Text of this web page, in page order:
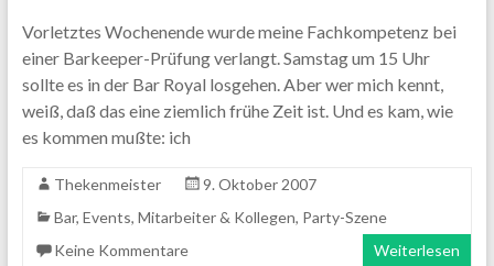
Vorletztes Wochenende wurde meine Fachkompetenz bei
einer Barkeeper-Prüfung verlangt. Samstag um 15 Uhr
sollte es in der Bar Royal losgehen. Aber wer mich kennt,
weiß, daß das eine ziemlich frühe Zeit ist. Und es kam, wie
es kommen mußte: ich
Thekenmeister
9. Oktober 2007
Bar, Events, Mitarbeiter & Kollegen, Party-Szene
Keine Kommentare
Weiterlesen